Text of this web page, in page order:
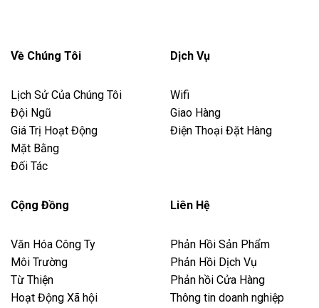
Về Chúng Tôi
Lịch Sử Của Chúng Tôi
Đội Ngũ
Giá Trị Hoạt Động
Mặt Bằng
Đối Tác
Dịch Vụ
Wifi
Giao Hàng
Điện Thoại Đặt Hàng
Cộng Đồng
Văn Hóa Công Ty
Môi Trường
Từ Thiện
Hoạt Động Xã hội
Liên Hệ
Phản Hồi Sản Phẩm
Phản Hồi Dịch Vụ
Phản hồi Cửa Hàng
Thông tin doanh nghiệp